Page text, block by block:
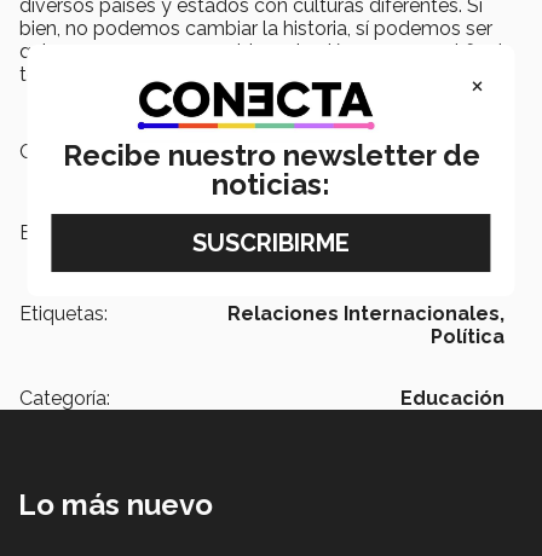
diversos países y estados con culturas diferentes. Si
bien, no podemos cambiar la historia, sí podemos ser
quienes generen un cambio en los jóvenes, con el fin de
tener un impacto positivo en nuestro entorno.
Campus: Querétaro
Escuelas: Ciencias Sociales y Gobierno
Etiquetas:
Relaciones Internacionales,
Política
Categoría: Educación
Lo más nuevo
×
Recibe nuestro newsletter de
noticias: